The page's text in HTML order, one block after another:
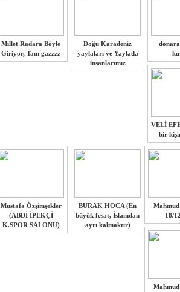
Millet Radara Böyle
Giriyor, Tam gazzzz
Doğu Karadeniz
yaylaları ve Yaylada
insanlarımız
VELİ
bir
Mustafa Özşimşekler
(ABDİ İPEKÇİ
K.SPOR SALONU)
BURAK HOCA (En
büyük fesat, İslamdan
ayrı kalmaktır)
18/